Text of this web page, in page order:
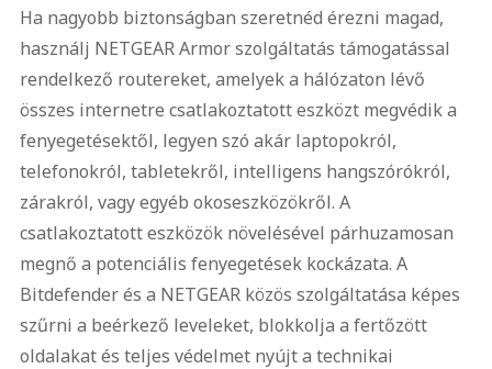
Ha nagyobb biztonságban szeretnéd érezni magad,
használj NETGEAR Armor szolgáltatás támogatással
rendelkező routereket, amelyek a hálózaton lévő
összes internetre csatlakoztatott eszközt megvédik a
fenyegetésektől, legyen szó akár laptopokról,
telefonokról, tabletekről, intelligens hangszórókról,
zárakról, vagy egyéb okoseszközökről. A
csatlakoztatott eszközök növelésével párhuzamosan
megnő a potenciális fenyegetések kockázata. A
Bitdefender és a NETGEAR közös szolgáltatása képes
szűrni a beérkező leveleket, blokkolja a fertőzött
oldalakat és teljes védelmet nyújt a technikai